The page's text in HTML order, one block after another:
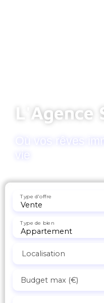
L'Agence
Où vos rêves
vie
Vente
Type d'offre
Appartement
Type de bien
Localisation
Budget max (€)